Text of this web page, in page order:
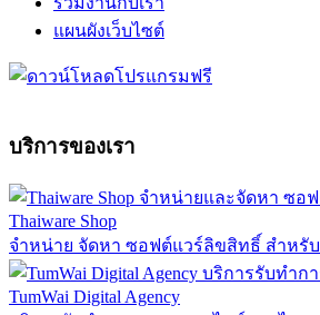
แผนผังเว็บไซต์
บริการของเรา
Thaiware Shop
จำหน่าย จัดหา ซอฟต์แวร์ลิขสิทธิ์ สำหรั
TumWai Digital Agency